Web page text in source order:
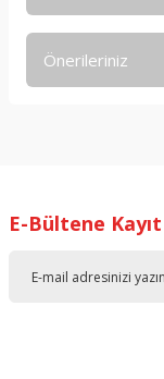
Önerileriniz
Ürün resmi
E-Bültene